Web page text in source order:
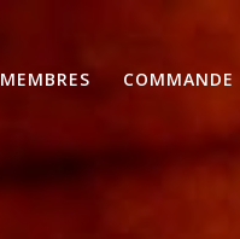
MEMBRES COMMANDE